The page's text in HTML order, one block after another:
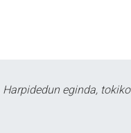
eginda, tokiko